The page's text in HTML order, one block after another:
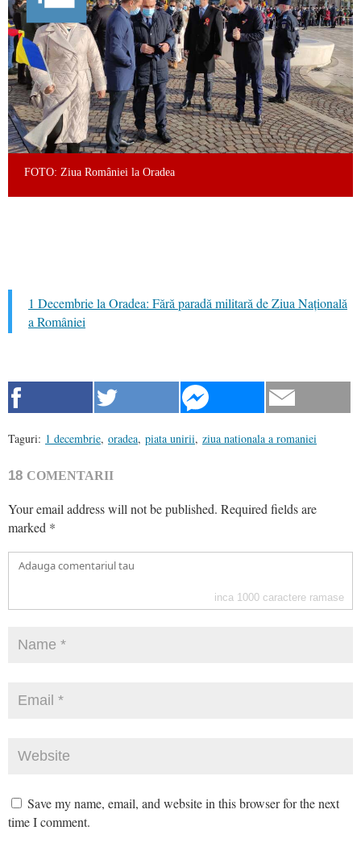
FOTO: Ziua României la Oradea
1 Decembrie la Oradea: Fără paradă militară de Ziua Națională
a României
Taguri: 1 decembrie, oradea, piata unirii, ziua nationala a romaniei
18 COMENTARII
Your email address will not be published. Required fields are
marked *
inca 1000 caractere ramase
Save my name, email, and website in this browser for the next
time I comment.